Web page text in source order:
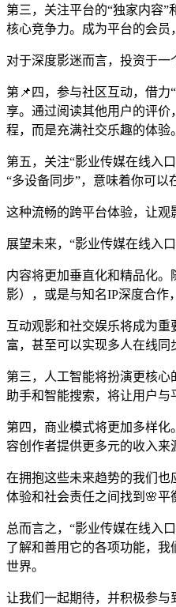
第三，关注平台的“独家内容
核心竞争力。成为平台的会员
对于深度影迷而言，投资于一
第📌四，参与社区互动，借
享。通过阅读其他用户的评价
程，而是充满社交乐趣的体验。
第五，关注“影业传媒在线入
“多设备同步”，意味着你可以
这种流畅的跨平台体验，让观
展望未来，“影业传媒在线入
内容将更加垂直化和精品化
影），或是与知名IP深度合作
互动观影和社交娱乐将成为
富，甚至可以实现多人在线
第三，人工智能将扮演更核
助手和智能搜索，将让用户与
第四，商业模式将更加多样
容创作者提供更多元的收入来
在拥抱这些未来趋势的我们也
体验和社会责任之间找到🌸平
总而言之，“影业传媒在线入
了解和善用它的各项功能，
世界。
让我们一起期待，并积极参与